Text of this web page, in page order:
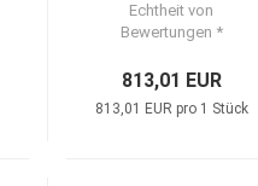
Echtheit von
Bewertungen *
813,01 EUR
813,01 EUR pro 1 Stück